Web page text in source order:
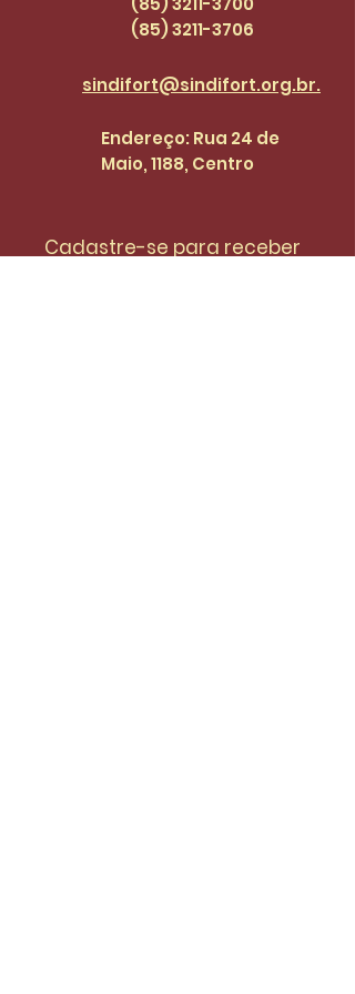
(85) 3211-3706
sindifort@sindifort.org.br.
Endereço: Rua 24 de
Maio, 1188, Centro
Cadastre-se para receber